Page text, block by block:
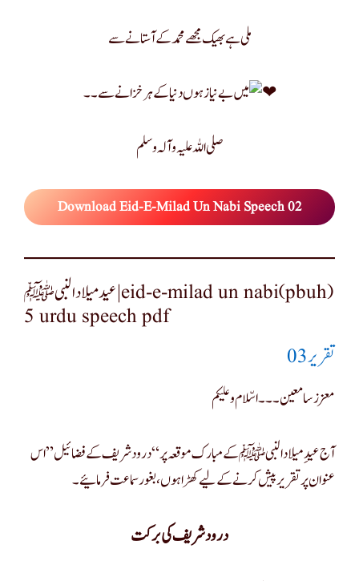
ملی ہے بھیک مجھے محمد کے آستانے سے
میں بے نیاز ہوں دنیا کے ہر خزانے سے۔۔
صلی اللہ علیہ وآلہ وسلم
Download Eid-E-Milad Un Nabi Speech 02
عید میلاد النبی ﷺ|eid-e-milad un nabi(pbuh)
5 urdu speech pdf
تقریر 03
معزز سامعین ۔۔۔اسّلام وعلیکم
آج عید ِمیلاد النبیﷺ کے مبارک موقعہ پر “درود شریف کے فضائیل” اس
عنوان پر تقریر پیش کرنے کے لیے کھڑا ہوں ،بغور سماعت فرمائیے۔
درود شریف کی برکت